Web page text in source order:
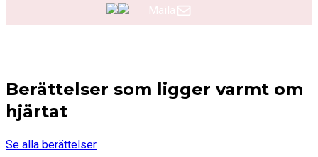
Maila
Berättelser som ligger varmt om
hjärtat
Se alla berättelser